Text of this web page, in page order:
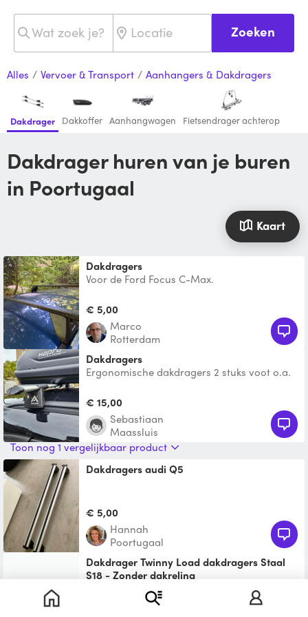
Zoeken
Alles / Vervoer & Transport / Aanhangers & Dakdragers
Dakdrager Dakkoffer Aanhangwagen Fietsendrager achterop
Dakdrager huren van je buren
in Poortugaal
Kaart
Dakdragers
Voor de Ford Focus C-Max.
€ 5,00
Marco
Rotterdam
Dakdragers
Ergonomische dakdragers 2 stuks voot o.a.
welke auto's z
€ 15,00
Sebastiaan
Maassluis
Toon nog 1 vergelijkbaar product
Dakdragers audi Q5
€ 5,00
Hannah
Poortugaal
Dakdrager Twinny Load dakdragers Staal
S18 - Zonder dakreling
Twinny Load dakdragers Staal S18 - (Zonder